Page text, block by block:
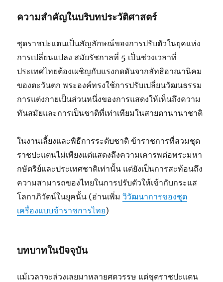
ความสำคัญในบริบทประวัติศาสตร์
ชุดราชปะแตนเป็นสัญลักษณ์ของการปรับตัวในยุคแห่ง
การเปลี่ยนแปลง สมัยรัชกาลที่ 5 เป็นช่วงเวลาที่
ประเทศไทยต้องเผชิญกับแรงกดดันจากลัทธิอาณานิคม
ของตะวันตก พระองค์ทรงใช้การปรับเปลี่ยนวัฒนธรรม
การแต่งกายเป็นส่วนหนึ่งของการแสดงให้เห็นถึงความ
ทันสมัยและการเป็นชาติที่เท่าเทียมในสายตานานาชาติ
ในงานเลี้ยงและพิธีการระดับชาติ ข้าราชการที่สวมชุด
ราชปะแตนไม่เพียงแต่แสดงถึงความเคารพต่อพระมหา
กษัตริย์และประเทศชาติเท่านั้น แต่ยังเป็นการสะท้อนถึง
ความสามารถของไทยในการปรับตัวให้เข้ากับกระแส
โลกาภิวัตน์ในยุคนั้น (อ่านเพิ่มวิวัฒนาการของชุด
เครื่องแบบข้าราชการไทย)
บทบาทในปัจจุบัน
แม้เวลาจะล่วงเลยมาหลายศตวรรษ แต่ชุดราชปะแตน